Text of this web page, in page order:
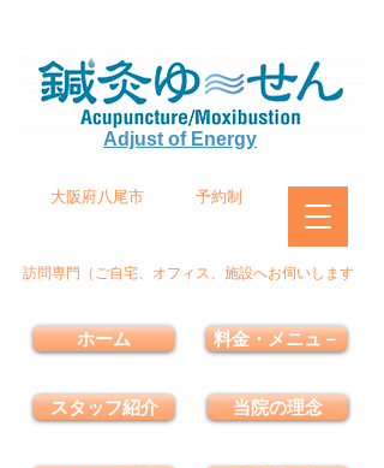
Adjust of Energy
大阪府八尾市 予約制
訪問専門（ご自宅、オフィス、施設へお伺いします
ホーム
スタッフ紹介
料金・メニュ－
当院の理念